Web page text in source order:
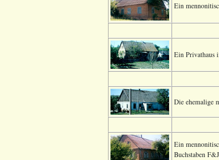
Ein
Ein Privathaus
Die ehemalige
Ein
Buchstaben